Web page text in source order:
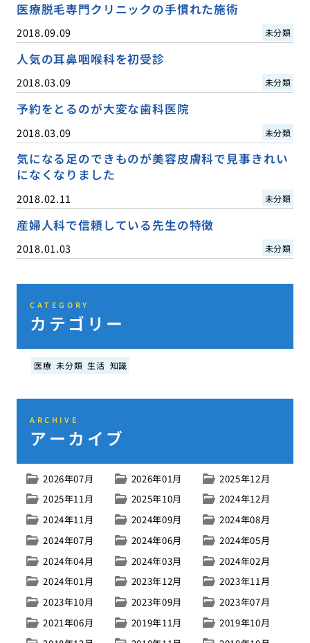
医療脱毛専門クリニックの手慣れた施術
2018.09.09 未分類
人気の耳鼻咽喉科を初受診
2018.03.09 未分類
予約をとるのが大変な歯科医院
2018.03.09 未分類
気になる足のできものが美容皮膚科で見事きれい
になくなりました
2018.02.11 未分類
産婦人科で信頼している先生の特徴
2018.01.03 未分類
CATEGORY
カテゴリー
医療 未分類 生活 知識
ARCHIVE
アーカイブ
2026年07月 2026年01月
2025年12月
2025年11月
2025年10月
2024年12月
2024年11月
2024年09月
2024年08月
2024年07月
2024年06月
2024年05月
2024年04月
2024年03月
2024年02月
2024年01月
2023年12月
2023年11月
2023年10月
2023年09月
2023年07月
2021年06月
2019年11月
2019年10月